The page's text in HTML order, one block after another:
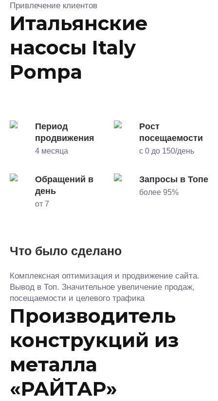
Привлечение клиентов
Итальянские
насосы Italy
Pompa
Период
продвижения
4 месяца
Рост
посещаемости
с 0 до 150/день
Обращений в
день
от 7
Запросы в Топе
более 95%
Что было сделано
Комплексная оптимизация и продвижение сайта.
Вывод в Топ. Значительное увеличение продаж,
посещаемости и целевого трафика
Производитель
конструкций из
металла
«РАЙТАР»